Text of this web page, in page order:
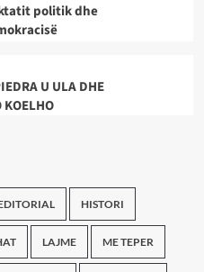
politik dhe
U ULA DHE
KOELHO
HISTORI
LAJME ME TEPER